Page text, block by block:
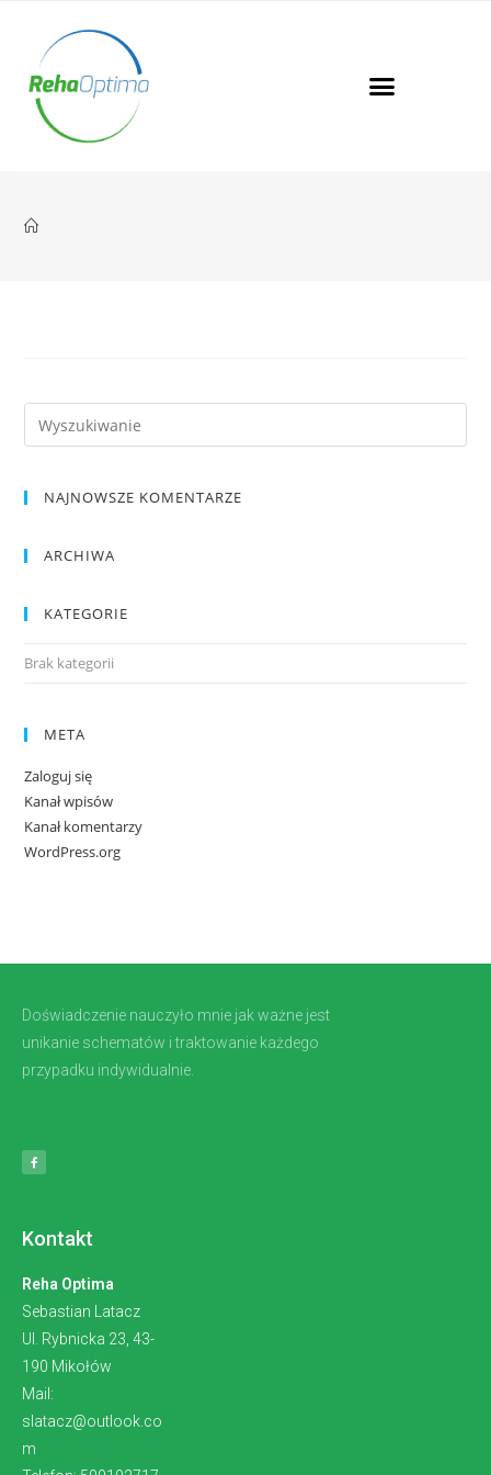
NAJNOWSZE KOMENTARZE
ARCHIWA
KATEGORIE
Brak kategorii
META
Zaloguj się
Kanał wpisów
Kanał komentarzy
WordPress.org
Doświadczenie nauczyło mnie jak ważne jest
unikanie schematów i traktowanie każdego
przypadku indywidualnie.
Kontakt
Reha Optima
Sebastian Latacz
Ul. Rybnicka 23, 43-
190 Mikołów
Mail:
slatacz@outlook.co
m